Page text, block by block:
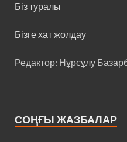
Біз туралы
Бізге хат жолдау
Редактор: Нұрсұлу
СОҢҒЫ ЖАЗБАЛАР